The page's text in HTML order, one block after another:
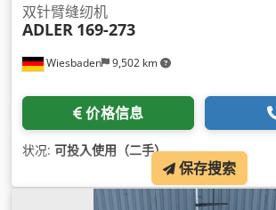
Wiesbaden 9,502 km
双针臂缝纫机
ADLER 169-273
价格信息
状况: 可投入使用（二手）,
保存搜索